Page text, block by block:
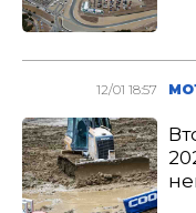
12/01 18:57